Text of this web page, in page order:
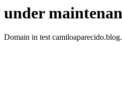
under
Domain in test